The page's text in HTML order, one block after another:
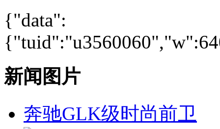
{"data":
新闻图片
奔驰GLK级时尚前卫